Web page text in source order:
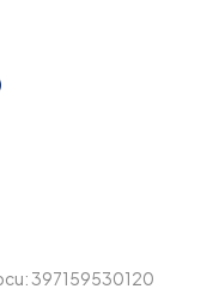
397159530120